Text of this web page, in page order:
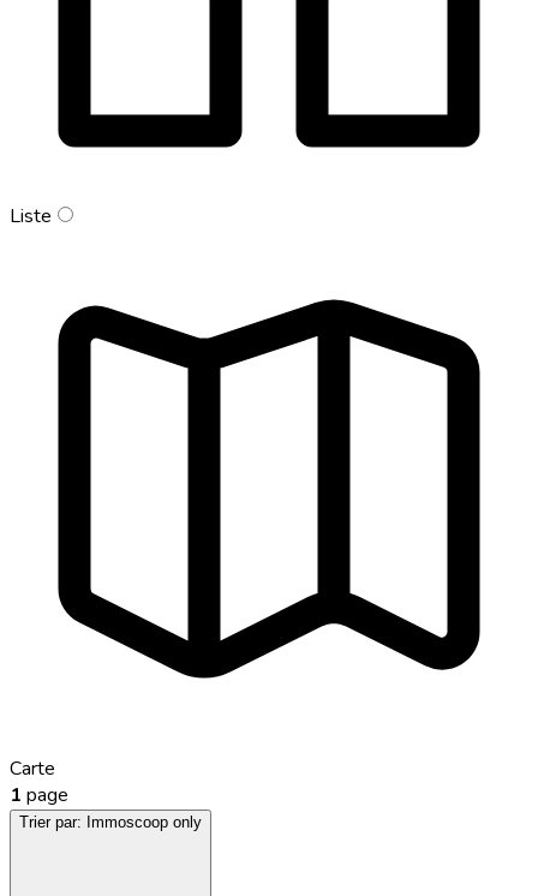
Liste
Carte
1 page
Trier par: Immoscoop only